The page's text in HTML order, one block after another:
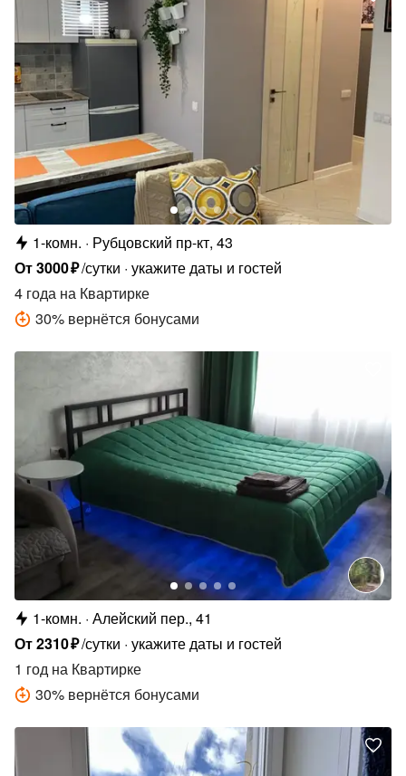
1-комн.
Рубцовский пр-кт, 43
От3000₽/сутки укажите даты и гостей
4 года на Квартирке
30% вернётся бонусами
1-комн. Алейский пер., 41
От2310₽/сутки укажите даты и гостей
1 год на Квартирке
30% вернётся бонусами